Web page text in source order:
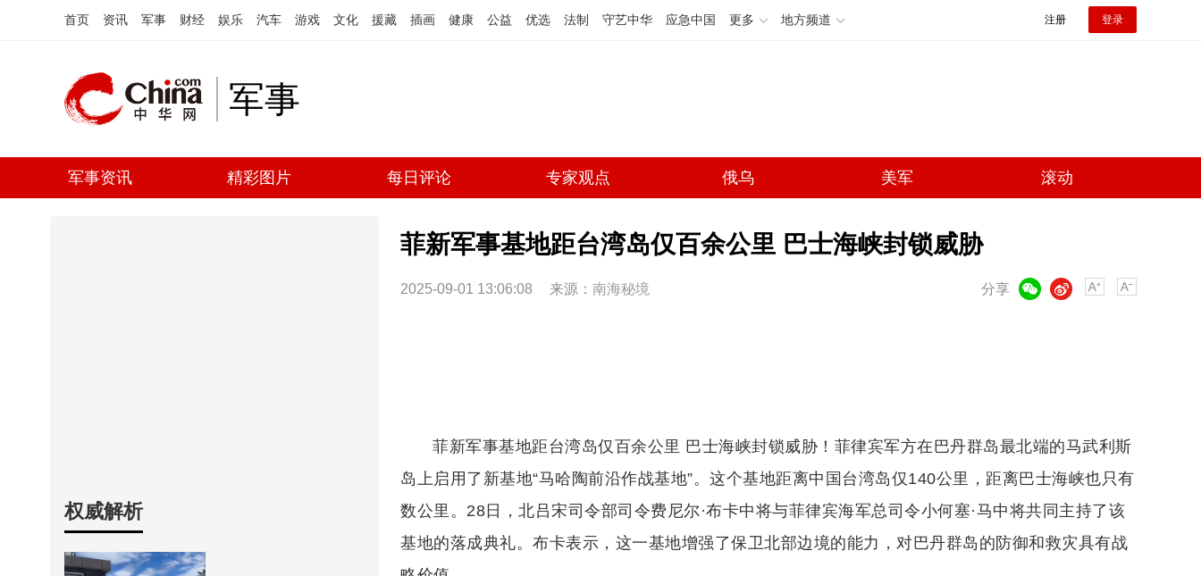
首页 资讯 军事 财经 娱乐 汽车 游戏 文化 援藏 插画 健康 公益 优选 法制 守艺中华 应急中国 更多 地方频道 注册 登录
军事
军事资讯 精彩图片 每日评论 专家观点 俄乌 美军 滚动
权威解析
菲新军事基地距台湾岛仅百余公里 巴士海峡封锁威胁
2025-09-01 13:06:08 来源： 南海秘境 分享
微博
菲新军事基地距台湾岛仅百余公里 巴士海峡封锁威胁！菲律宾军方在巴丹群岛最北端的马武利斯
岛上启用了新基地“马哈陶前沿作战基地”。这个基地距离中国台湾岛仅140公里，距离巴士海峡也只有
数公里。28日，北吕宋司令部司令费尼尔·布卡中将与菲律宾海军总司令小何塞·马中将共同主持了该
基地的落成典礼。布卡表示，这一基地增强了保卫北部边境的能力，对巴丹群岛的防御和救灾具有战